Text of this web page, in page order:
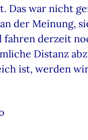
Das war nicht
der Meinung,
fahren derzeit
Distanz
ist, werden